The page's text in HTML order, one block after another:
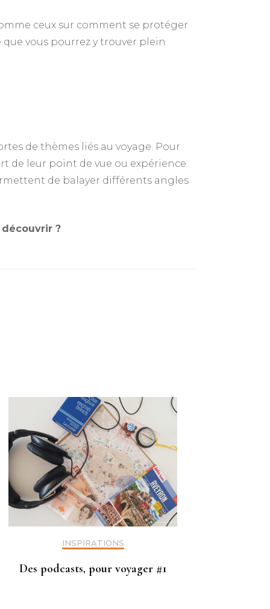
ceux sur comment se protéger
que vous pourrez y trouver plein
de thèmes liés au voyage. Pour
de leur point de vue ou expérience
de balayer différents angles
?
INSPIRATIONS
Des podcasts, pour voyager #1